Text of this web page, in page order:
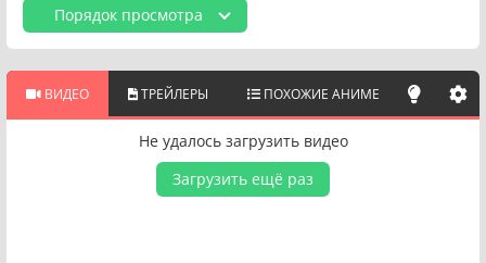
Порядок просмотра
ВИДЕО ТРЕЙЛЕРЫ ПОХОЖИЕ АНИМЕ
Не удалось загрузить видео
Загрузить ещё раз